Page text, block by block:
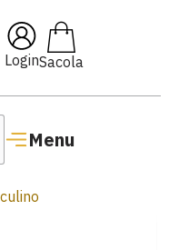
Login
Menu